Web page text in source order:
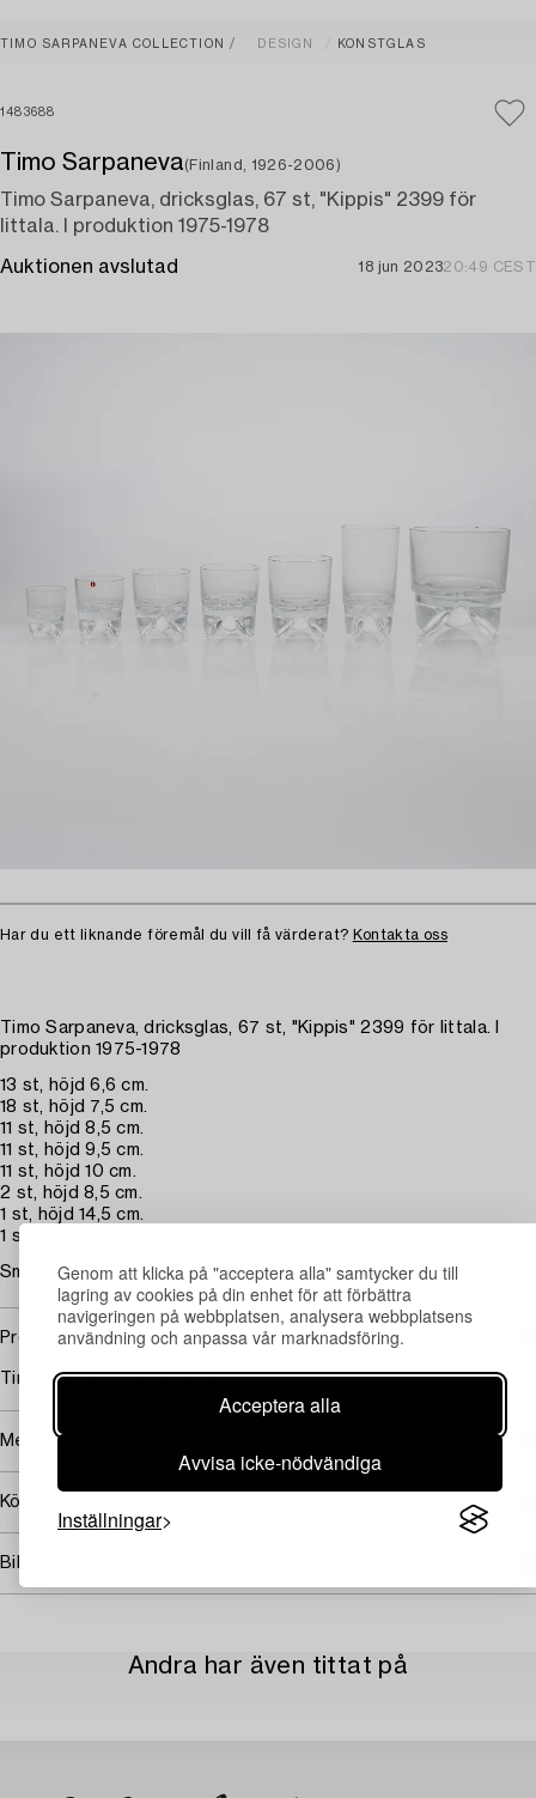
Genom att klicka på "acceptera alla" samtycker du till
lagring av cookies på din enhet för att förbättra
navigeringen på webbplatsen, analysera webbplatsens
användning och anpassa vår marknadsföring.
Acceptera alla
Avvisa icke-nödvändiga
Inställningar
TIMO SARPANEVA COLLECTION DESIGN KONSTGLAS
1483688
Timo Sarpaneva(Finland, 1926-2006)
Timo Sarpaneva, dricksglas, 67 st, "Kippis" 2399 för
Iittala. I produktion 1975-1978
Auktionen avslutad 18 jun 202320:49 CEST
Har du ett liknande föremål du vill få värderat? Kontakta oss
Timo Sarpaneva, dricksglas, 67 st, "Kippis" 2399 för Iittala. I
produktion 1975-1978
13 st, höjd 6,6 cm.
18 st, höjd 7,5 cm.
11 st, höjd 8,5 cm.
11 st, höjd 9,5 cm.
11 st, höjd 10 cm.
2 st, höjd 8,5 cm.
1 st, höjd 14,5 cm.
1 st ishink, höjd 14 cm.
Smärre slitage. Helhetsintrycket är gott.
Proveniens
Timo Sarpanevas samling.
Mer om Timo Sarpaneva
Köpinformation
Bildrättigheter
Andra har även tittat på